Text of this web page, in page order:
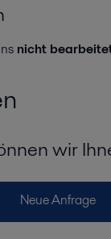
nicht
wir